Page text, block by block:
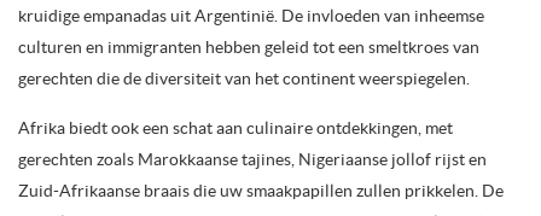
kruidige empanadas uit Argentinië. De invloeden van inheemse
culturen en immigranten hebben geleid tot een smeltkroes van
gerechten die de diversiteit van het continent weerspiegelen.
Afrika biedt ook een schat aan culinaire ontdekkingen, met
gerechten zoals Marokkaanse tajines, Nigeriaanse jollof rijst en
Zuid-Afrikaanse braais die uw smaakpapillen zullen prikkelen. De